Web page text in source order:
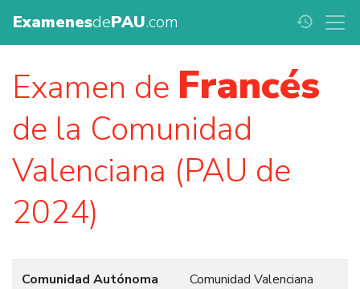
ExamenesdePAU.com history
Examen de Francés
de la Comunidad
Valenciana (PAU de
2024)
Comunidad Autónoma Comunidad Valenciana